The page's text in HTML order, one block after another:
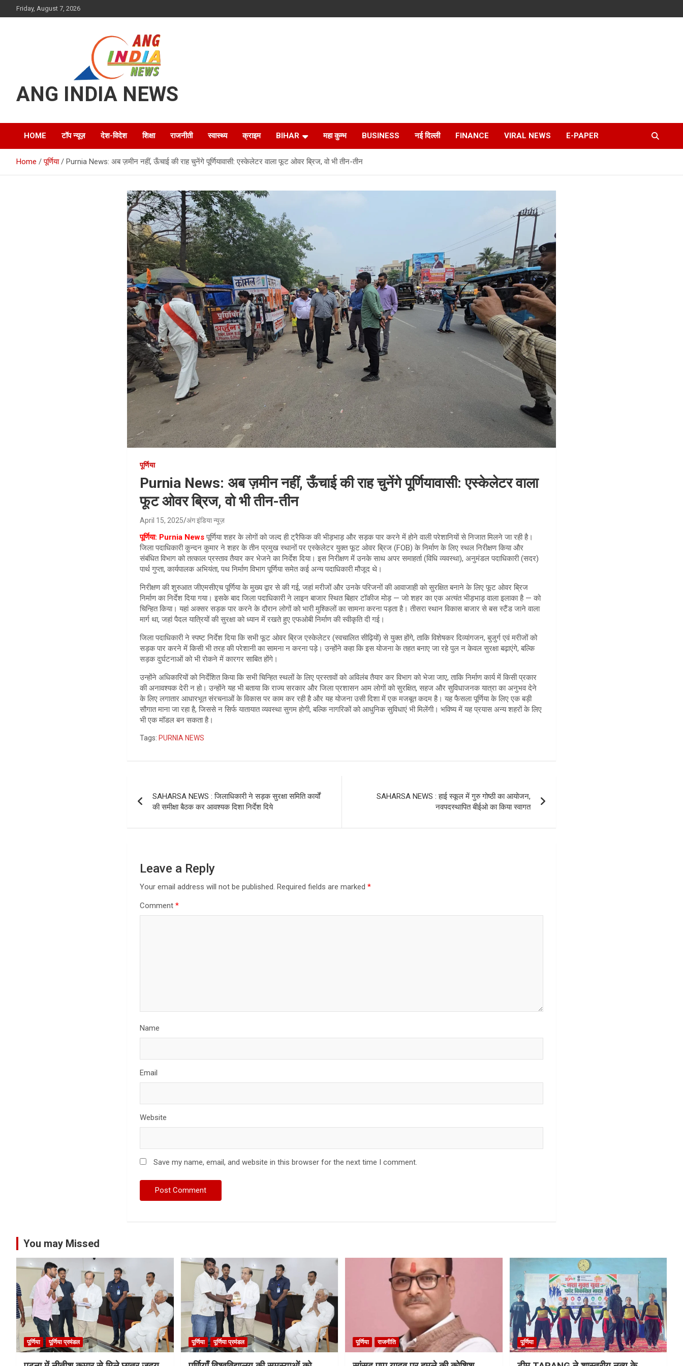
to
Friday, August 7, 2026
ANG INDIA NEWS
HOME टॉप न्यूज़ देश-विदेश शिक्षा राजनीती स्वास्थ्य क्राइम BIHAR महा कुम्भ BUSINESS नई दिल्ली FINANCE VIRAL NEWS E-PAPER
Home पूर्णिया Purnia News: अब ज़मीन नहीं, ऊँचाई की राह चुनेंगे पूर्णियावासी: एस्केलेटर वाला फूट ओवर ब्रिज, वो भी तीन-तीन
पूर्णिया
Purnia News: अब ज़मीन नहीं, ऊँचाई की राह चुनेंगे पूर्णियावासी: एस्केलेटर वाला
फूट ओवर ब्रिज, वो भी तीन-तीन
April 15, 2025 अंग इंडिया न्यूज़
पूर्णिया: Purnia News पूर्णिया शहर के लोगों को जल्द ही ट्रैफिक की भीड़भाड़ और सड़क पार करने में होने वाली परेशानियों से निजात मिलने जा रही है।
जिला पदाधिकारी कुन्दन कुमार ने शहर के तीन प्रमुख स्थानों पर एस्केलेटर युक्त फूट ओवर ब्रिज (FOB) के निर्माण के लिए स्थल निरीक्षण किया और
संबंधित विभाग को तत्काल प्रस्ताव तैयार कर भेजने का निर्देश दिया। इस निरीक्षण में उनके साथ अपर समाहर्ता (विधि व्यवस्था), अनुमंडल पदाधिकारी (सदर)
पार्थ गुप्ता, कार्यपालक अभियंता, पथ निर्माण विभाग पूर्णिया समेत कई अन्य पदाधिकारी मौजूद थे।
निरीक्षण की शुरुआत जीएमसीएच पूर्णिया के मुख्य द्वार से की गई, जहां मरीजों और उनके परिजनों की आवाजाही को सुरक्षित बनाने के लिए फूट ओवर ब्रिज
निर्माण का निर्देश दिया गया। इसके बाद जिला पदाधिकारी ने लाइन बाजार स्थित बिहार टॉकीज मोड़ — जो शहर का एक अत्यंत भीड़भाड़ वाला इलाका है — को
चिन्हित किया। यहां अक्सर सड़क पार करने के दौरान लोगों को भारी मुश्किलों का सामना करना पड़ता है। तीसरा स्थान विकास बाजार से बस स्टैंड जाने वाला
मार्ग था, जहां पैदल यात्रियों की सुरक्षा को ध्यान में रखते हुए एफओबी निर्माण की स्वीकृति दी गई।
जिला पदाधिकारी ने स्पष्ट निर्देश दिया कि सभी फूट ओवर ब्रिज एस्केलेटर (स्वचालित सीढ़ियों) से युक्त होंगे, ताकि विशेषकर दिव्यांगजन, बुजुर्ग एवं मरीजों को
सड़क पार करने में किसी भी तरह की परेशानी का सामना न करना पड़े। उन्होंने कहा कि इस योजना के तहत बनाए जा रहे पुल न केवल सुरक्षा बढ़ाएंगे, बल्कि
सड़क दुर्घटनाओं को भी रोकने में कारगर साबित होंगे।
उन्होंने अधिकारियों को निर्देशित किया कि सभी चिन्हित स्थलों के लिए प्रस्तावों को अविलंब तैयार कर विभाग को भेजा जाए, ताकि निर्माण कार्य में किसी प्रकार
की अनावश्यक देरी न हो। उन्होंने यह भी बताया कि राज्य सरकार और जिला प्रशासन आम लोगों को सुरक्षित, सहज और सुविधाजनक यात्रा का अनुभव देने
के लिए लगातार आधारभूत संरचनाओं के विकास पर काम कर रही है और यह योजना उसी दिशा में एक मजबूत कदम है। यह फैसला पूर्णिया के लिए एक बड़ी
सौगात माना जा रहा है, जिससे न सिर्फ यातायात व्यवस्था सुगम होगी, बल्कि नागरिकों को आधुनिक सुविधाएं भी मिलेंगी। भविष्य में यह प्रयास अन्य शहरों के लिए
भी एक मॉडल बन सकता है।
Tags: PURNIA NEWS
navigation
SAHARSA NEWS : जिलाधिकारी ने सड़क सुरक्षा समिति कार्यों
की समीक्षा बैठक कर आवश्यक दिशा निर्देश दिये
SAHARSA NEWS : हाई स्कूल में गुरु गोष्ठी का आयोजन,
नवपदस्थापित बीईओ का किया स्वागत
Leave a Reply
Your email address will not be published. Required fields are marked*
Comment*
Name
Email
Website
Save my name, email, and website in this browser for the next time I comment.
You may Missed
पूर्णिया पूर्णिया प्रमंडल पूर्णिया पूर्णिया प्रमंडल पूर्णिया राजनीति पूर्णिया